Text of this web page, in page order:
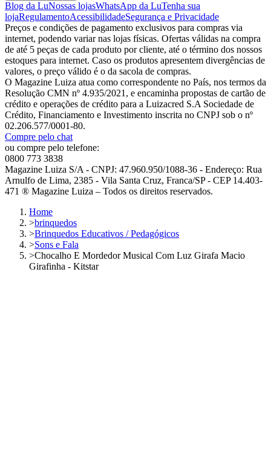
Blog da LuNossas lojasWhatsApp da LuTenha sua
lojaRegulamentoAcessibilidadeSegurança e Privacidade
Preços e condições de pagamento exclusivos para compras via
internet, podendo variar nas lojas físicas. Ofertas válidas na compra
de até 5 peças de cada produto por cliente, até o término dos nossos
estoques para internet. Caso os produtos apresentem divergências de
valores, o preço válido é o da sacola de compras.
O Magazine Luiza atua como correspondente no País, nos termos da
Resolução CMN nº 4.935/2021, e encaminha propostas de cartão de
crédito e operações de crédito para a Luizacred S.A Sociedade de
Crédito, Financiamento e Investimento inscrita no CNPJ sob o nº
02.206.577/0001-80.
Compre pelo chat
ou compre pelo telefone:
0800 773 3838
Magazine Luiza S/A - CNPJ: 47.960.950/1088-36 - Endereço: Rua
Arnulfo de Lima, 2385 - Vila Santa Cruz, Franca/SP - CEP 14.403-
471 ® Magazine Luiza – Todos os direitos reservados.
Home
>brinquedos
>Brinquedos Educativos / Pedagógicos
>Sons e Fala
>Chocalho E Mordedor Musical Com Luz Girafa Macio
Girafinha - Kitstar